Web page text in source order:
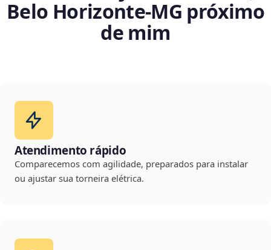
Belo Horizonte‑MG próximo
de mim
Atendimento rápido
Comparecemos com agilidade, preparados para instalar
ou ajustar sua torneira elétrica.